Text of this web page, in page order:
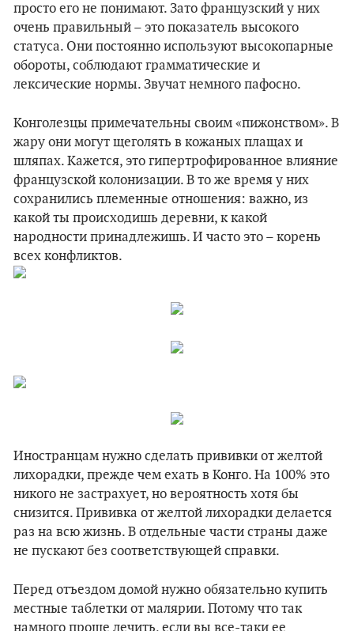
просто его не понимают. Зато французский у них
очень правильный – это показатель высокого
статуса. Они постоянно используют высокопарные
обороты, соблюдают грамматические и
лексические нормы. Звучат немного пафосно.
Конголезцы примечательны своим «пижонством». В
жару они могут щеголять в кожаных плащах и
шляпах. Кажется, это гипертрофированное влияние
французской колонизации. В то же время у них
сохранились племенные отношения: важно, из
какой ты происходишь деревни, к какой
народности принадлежишь. И часто это – корень
всех конфликтов.
Иностранцам нужно сделать прививки от желтой
лихорадки, прежде чем ехать в Конго. На 100% это
никого не застрахует, но вероятность хотя бы
снизится. Прививка от желтой лихорадки делается
раз на всю жизнь. В отдельные части страны даже
не пускают без соответствующей справки.
Перед отъездом домой нужно обязательно купить
местные таблетки от малярии. Потому что так
намного проще лечить, если вы все-таки ее